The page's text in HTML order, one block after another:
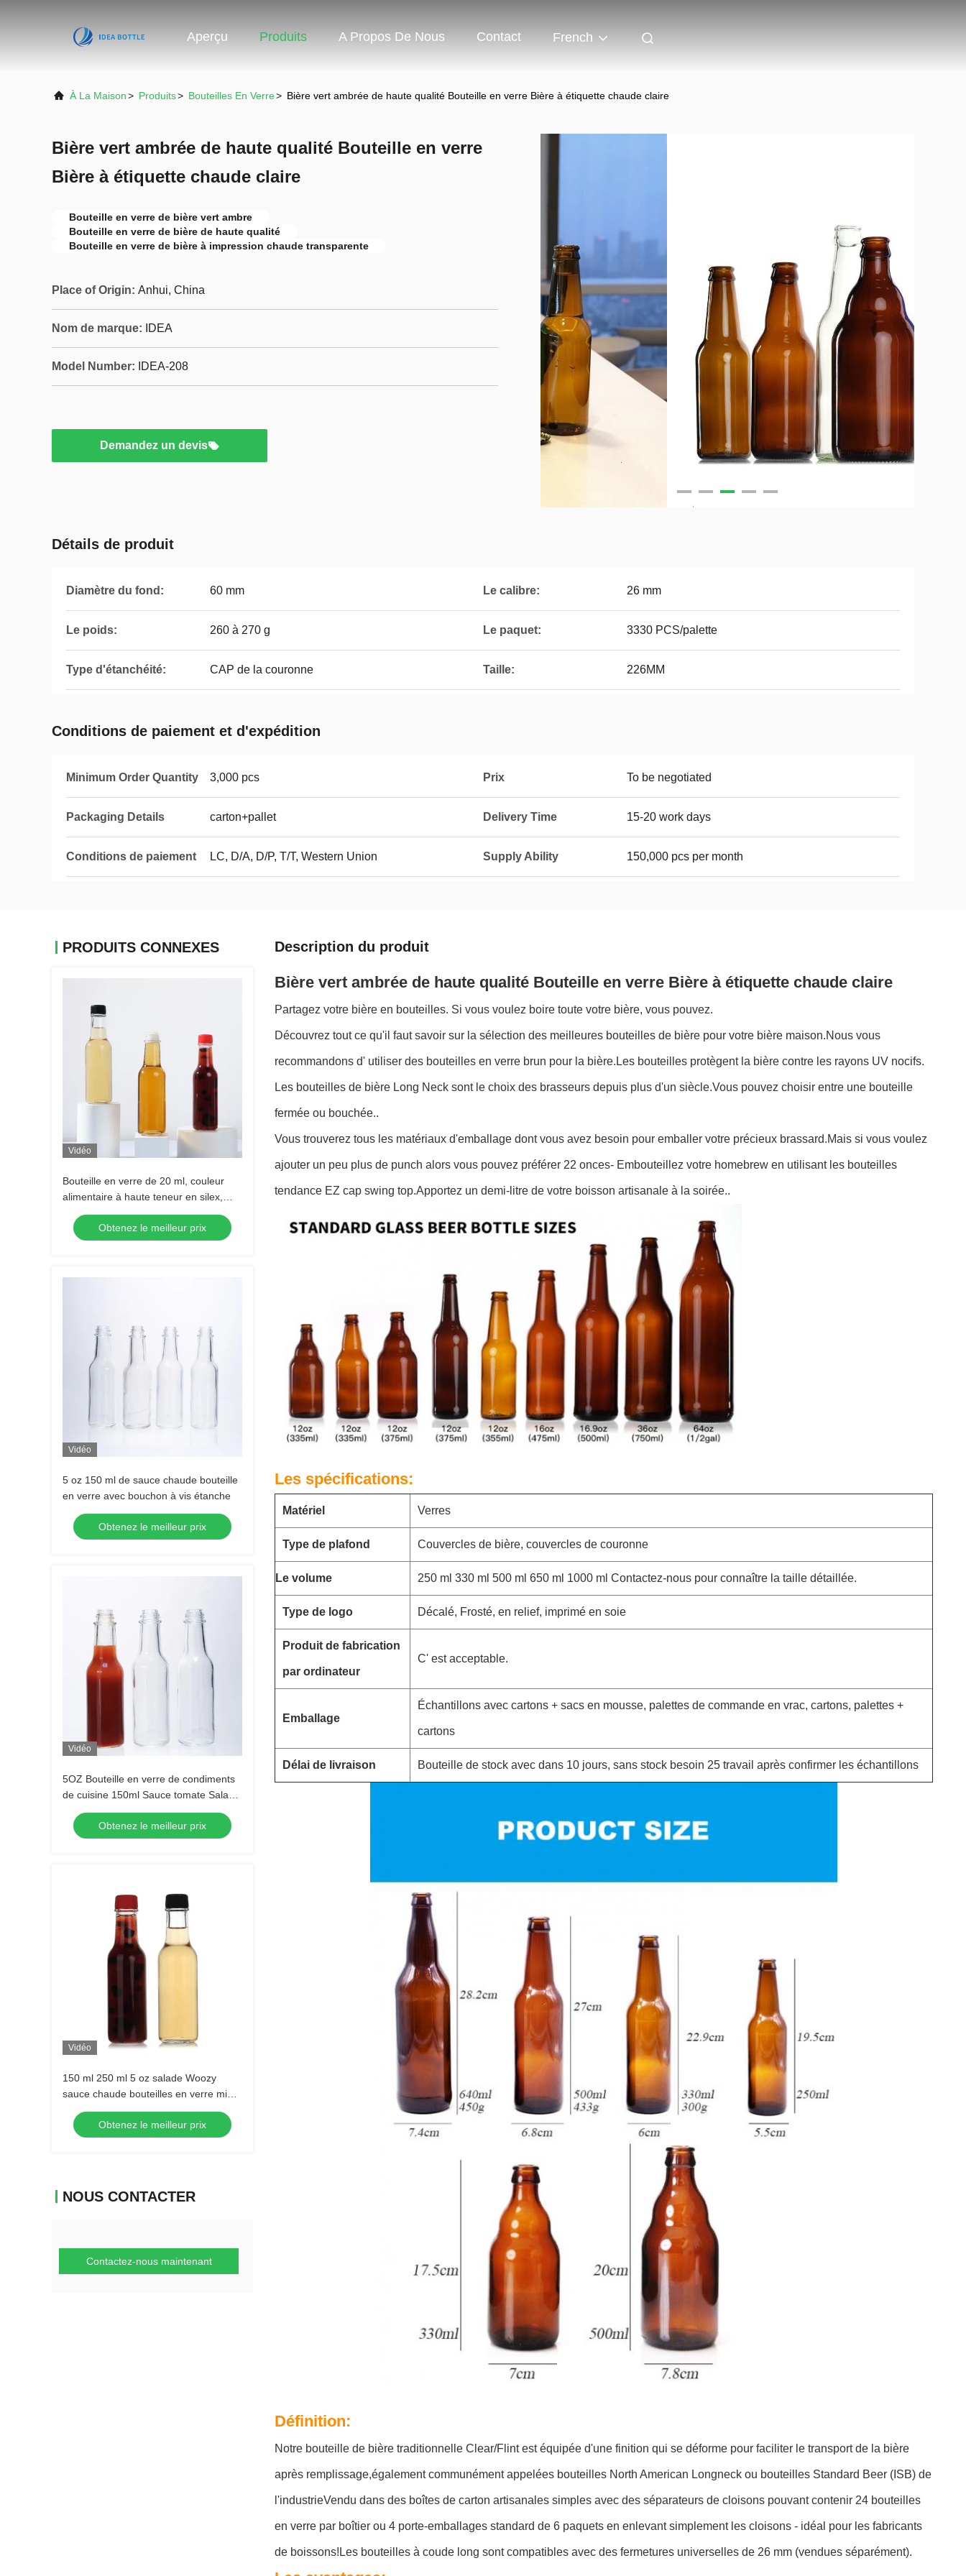
Aperçu Produits A Propos De Nous Contact French
À La Maison> Produits> Bouteilles En Verre> Bière vert ambrée de haute qualité Bouteille en verre Bière à étiquette chaude claire
Bière vert ambrée de haute qualité Bouteille en verre
Bière à étiquette chaude claire
Bouteille en verre de bière vert ambre
Bouteille en verre de bière de haute qualité
Bouteille en verre de bière à impression chaude transparente
Place of Origin: Anhui, China
Nom de marque: IDEA
Model Number: IDEA-208
Demandez un devis
Détails de produit
Diamètre du fond: 60 mm Le calibre: 26 mm
Le poids: 260 à 270 g Le paquet: 3330 PCS/palette
Type d'étanchéité: CAP de la couronne Taille: 226MM
Conditions de paiement et d'expédition
Minimum Order Quantity 3,000 pcs Prix To be negotiated
Packaging Details carton+pallet Delivery Time 15-20 work days
Conditions de paiement LC, D/A, D/P, T/T, Western Union Supply Ability 150,000 pcs per month
PRODUITS CONNEXES
Vidéo
Bouteille en verre de 20 ml, couleur
alimentaire à haute teneur en silex,
sauce, bouteille en verre avec bouchon
Obtenez le meilleur prix
Vidéo
5 oz 150 ml de sauce chaude bouteille
en verre avec bouchon à vis étanche
Obtenez le meilleur prix
Vidéo
5OZ Bouteille en verre de condiments
de cuisine 150ml Sauce tomate Salade
de vinaigrette
Obtenez le meilleur prix
Vidéo
150 ml 250 ml 5 oz salade Woozy
sauce chaude bouteilles en verre mini
avec capuchon noir imperméable
Obtenez le meilleur prix
NOUS CONTACTER
Contactez-nous maintenant
Description du produit
Bière vert ambrée de haute qualité Bouteille en verre Bière à étiquette chaude claire
Partagez votre bière en bouteilles. Si vous voulez boire toute votre bière, vous pouvez.
Découvrez tout ce qu'il faut savoir sur la sélection des meilleures bouteilles de bière pour votre bière maison.Nous vous
recommandons d' utiliser des bouteilles en verre brun pour la bière.Les bouteilles protègent la bière contre les rayons UV nocifs.
Les bouteilles de bière Long Neck sont le choix des brasseurs depuis plus d'un siècle.Vous pouvez choisir entre une bouteille
fermée ou bouchée..
Vous trouverez tous les matériaux d'emballage dont vous avez besoin pour emballer votre précieux brassard.Mais si vous voulez
ajouter un peu plus de punch alors vous pouvez préférer 22 onces- Embouteillez votre homebrew en utilisant les bouteilles
tendance EZ cap swing top.Apportez un demi-litre de votre boisson artisanale à la soirée..
Les spécifications:
Matériel Verres
Type de plafond Couvercles de bière, couvercles de couronne
Le volume 250 ml 330 ml 500 ml 650 ml 1000 ml Contactez-nous pour connaître la taille détaillée.
Type de logo Décalé, Frosté, en relief, imprimé en soie
Produit de fabrication
par ordinateur
C' est acceptable.
Emballage
Échantillons avec cartons + sacs en mousse, palettes de commande en vrac, cartons, palettes +
cartons
Délai de livraison Bouteille de stock avec dans 10 jours, sans stock besoin 25 travail après confirmer les échantillons
Définition:
Notre bouteille de bière traditionnelle Clear/Flint est équipée d'une finition qui se déforme pour faciliter le transport de la bière
après remplissage,également communément appelées bouteilles North American Longneck ou bouteilles Standard Beer (ISB) de
l'industrieVendu dans des boîtes de carton artisanales simples avec des séparateurs de cloisons pouvant contenir 24 bouteilles
en verre par boîtier ou 4 porte-emballages standard de 6 paquets en enlevant simplement les cloisons - idéal pour les fabricants
de boissons!Les bouteilles à coude long sont compatibles avec des fermetures universelles de 26 mm (vendues séparément).